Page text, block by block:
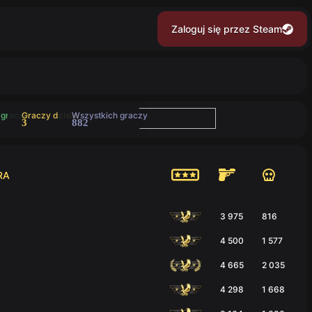
Zaloguj się przez Steam
Graczy dzisiaj
3
Wszystkich graczy
882
3 975 816
4 500 1 577
4 665 2 035
4 298 1 668